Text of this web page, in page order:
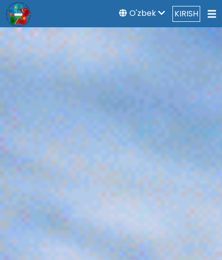
O'zbek KIRISH